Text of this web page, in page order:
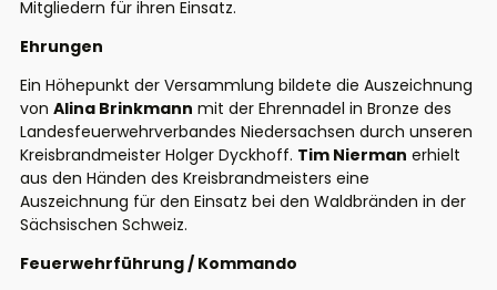
Mitgliedern für ihren Einsatz.
Ehrungen
Ein Höhepunkt der Versammlung bildete die Auszeichnung
von Alina Brinkmann mit der Ehrennadel in Bronze des
Landesfeuerwehrverbandes Niedersachsen durch unseren
Kreisbrandmeister Holger Dyckhoff. Tim Nierman erhielt
aus den Händen des Kreisbrandmeisters eine
Auszeichnung für den Einsatz bei den Waldbränden in der
Sächsischen Schweiz.
Feuerwehrführung / Kommando